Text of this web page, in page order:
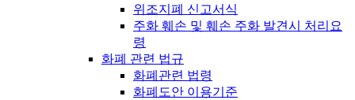
위조지폐 신고서식
주화 훼손 및 훼손 주화 발견시 처리요
령
화폐 관련 법규
화폐관련 법령
화폐도안 이용기준